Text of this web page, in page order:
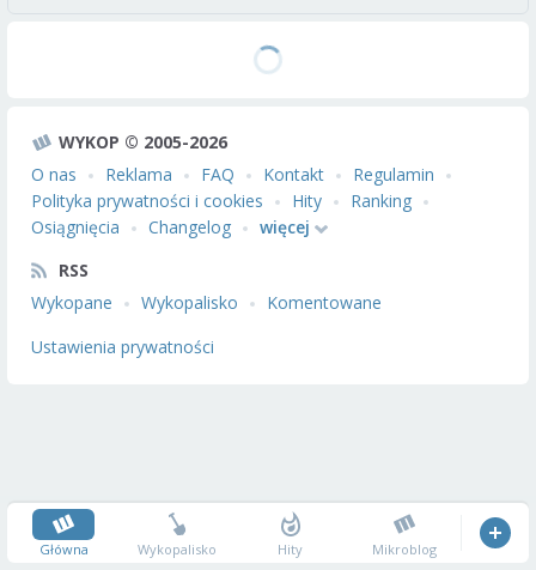
WYKOP © 2005-2026
O nas
Reklama FAQ Kontakt
Regulamin
Polityka prywatności i cookies
Hity
Ranking
Osiągnięcia
Changelog
więcej
RSS
Wykopane
Wykopalisko
Komentowane
Ustawienia prywatności
Główna Wykopalisko Hity Mikroblog